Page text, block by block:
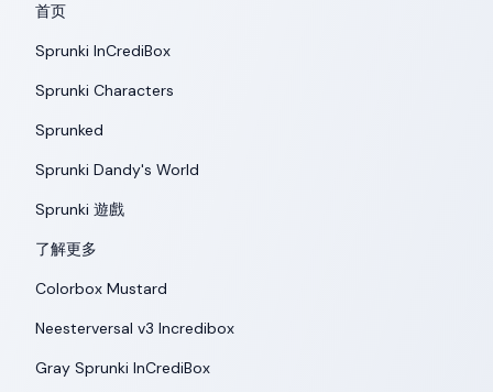
首页
Sprunki InCrediBox
Sprunki Characters
Sprunked
Sprunki Dandy's World
Sprunki 遊戲
了解更多
Colorbox Mustard
Neesterversal v3 Incredibox
Gray Sprunki InCrediBox